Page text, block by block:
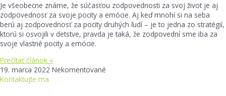
Je všeobecne známe, že súčasťou zodpovednosti za svoj život je aj
zodpovednosť za svoje pocity a emócie. Aj keď mnohí si na seba
berú aj zodpovednosť za pocity druhých ľudí – je to jedna zo stratégií,
ktorú si osvojili v detstve, pravda je taká, že zodpovední sme iba za
svoje vlastné pocity a emócie.
Prečítať článok »
19. marca 2022 Nekomentované
Kontaktujte ma